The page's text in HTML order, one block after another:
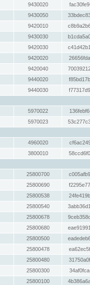
9430020
9430050
9420010
9430030
9420030
9420020
9420040
9440020
9440030
5970022
5970023
4960020
3800010
25800700
25800690
25800538
25800540
25800678
25800680
25800500
25800478
25800480
25800300
25800100